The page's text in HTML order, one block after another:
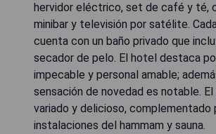
hervidor eléctrico, set de café y té,
minibar y televisión por satélite.
cuenta con un baño privado que
secador de pelo. El hotel destaca
impecable y personal amable;
sensación de novedad es notable. El
variado y delicioso, complementado
instalaciones del hammam y sauna.